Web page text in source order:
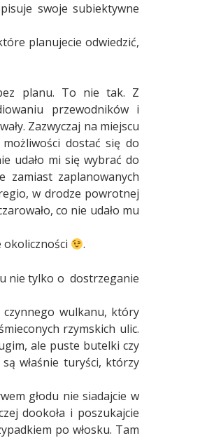
swoje subiektywne
planujecie odwiedzić,
planu. To nie tak. Z
przewodników i
Zazwyczaj na miejscu
dostać się do
udało mi się wybrać do
zamiast zaplanowanych
w drodze powrotnej
co nie udało mu
okoliczności
.
nie tylko o dostrzeganie
wulkanu, który
rzymskich ulic.
ale puste butelki czy
właśnie turyści, którzy
głodu nie siadajcie w
dookoła i poszukajcie
po włosku. Tam